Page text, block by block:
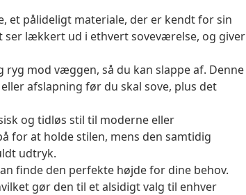
et pålideligt materiale, der er kendt for sin
ser lækkert ud i ethvert soveværelse, og giver
mod væggen, så du kan slappe af. Denne
afslapning før du skal sove, plus det
og tidløs stil til moderne eller
for at holde stilen, mens den samtidig
udtryk.
finde den perfekte højde for dine behov.
gør den til et alsidigt valg til enhver